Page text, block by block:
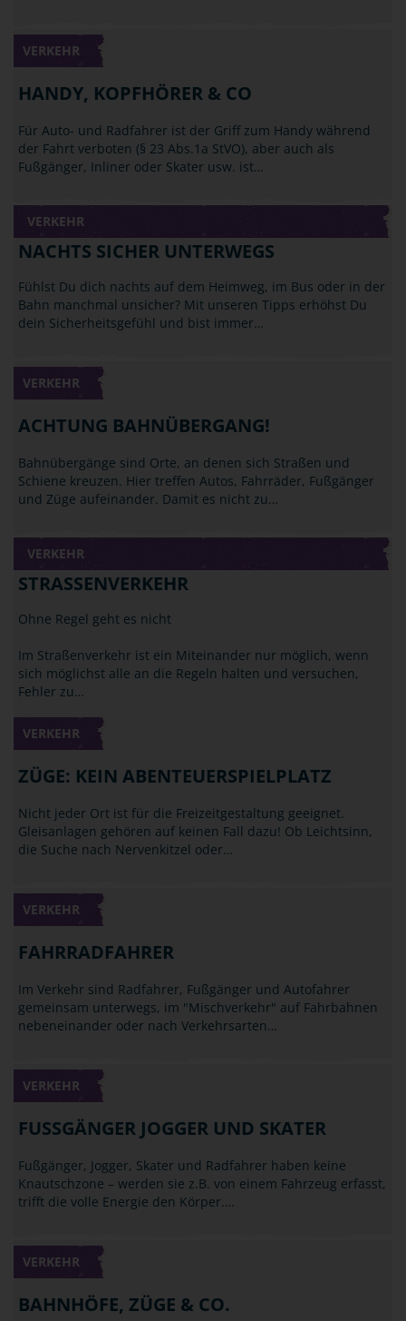
VERKEHR
HANDY, KOPFHÖRER & CO
Für Auto- und Radfahrer ist der Griff zum Handy während
der Fahrt verboten (§ 23 Abs.1a StVO), aber auch als
Fußgänger, Inliner oder Skater usw. ist…
VERKEHR
NACHTS SICHER UNTERWEGS
Fühlst Du dich nachts auf dem Heimweg, im Bus oder in der
Bahn manchmal unsicher? Mit unseren Tipps erhöhst Du
dein Sicherheitsgefühl und bist immer…
VERKEHR
ACHTUNG BAHNÜBERGANG!
Bahnübergänge sind Orte, an denen sich Straßen und
Schiene kreuzen. Hier treffen Autos, Fahrräder, Fußgänger
und Züge aufeinander. Damit es nicht zu…
VERKEHR
STRASSENVERKEHR
Ohne Regel geht es nicht
Im Straßenverkehr ist ein Miteinander nur möglich, wenn
sich möglichst alle an die Regeln halten und versuchen,
Fehler zu…
VERKEHR
ZÜGE: KEIN ABENTEUERSPIELPLATZ
Nicht jeder Ort ist für die Freizeitgestaltung geeignet.
Gleisanlagen gehören auf keinen Fall dazu! Ob Leichtsinn,
die Suche nach Nervenkitzel oder…
VERKEHR
FAHRRADFAHRER
Im Verkehr sind Radfahrer, Fußgänger und Autofahrer
gemeinsam unterwegs, im "Mischverkehr" auf Fahrbahnen
nebeneinander oder nach Verkehrsarten…
VERKEHR
FUSSGÄNGER JOGGER UND SKATER
Fußgänger, Jogger, Skater und Radfahrer haben keine
Knautschzone – werden sie z.B. von einem Fahrzeug erfasst,
trifft die volle Energie den Körper.…
VERKEHR
BAHNHÖFE, ZÜGE & CO.